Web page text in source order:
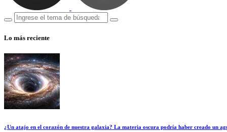
Lo más reciente
¿Un atajo en el corazón de nuestra galaxia? La materia oscura podría haber creado un